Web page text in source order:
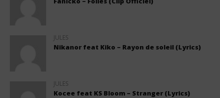
JULES
Nikanor feat Kiko – Rayon de soleil (Lyrics)
JULES
Kocee feat KS Bloom – Stranger (Lyrics)